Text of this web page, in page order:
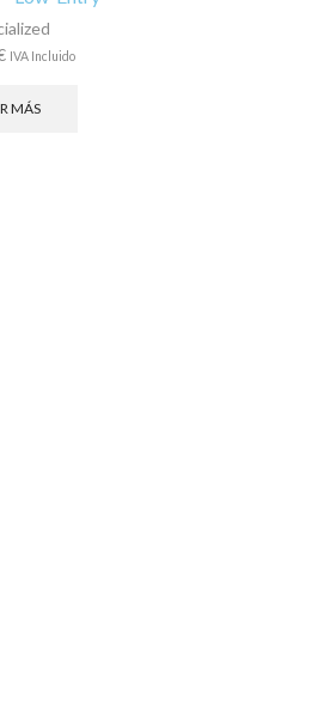
IVA Incluido
MÁS